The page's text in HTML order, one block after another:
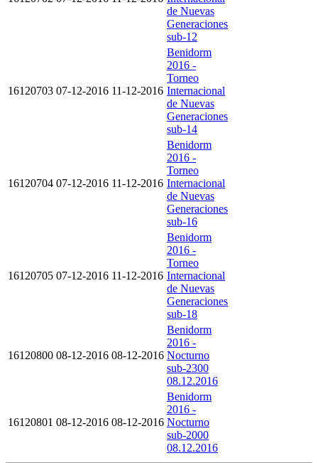
de Nuevas
Generaciones
sub-12
16120703 07-12-2016 11-12-2016
Benidorm
2016 -
Torneo
Internacional
de Nuevas
Generaciones
sub-14
16120704 07-12-2016 11-12-2016
Benidorm
2016 -
Torneo
Internacional
de Nuevas
Generaciones
sub-16
16120705 07-12-2016 11-12-2016
Benidorm
2016 -
Torneo
Internacional
de Nuevas
Generaciones
sub-18
16120800 08-12-2016 08-12-2016
Benidorm
2016 -
Nocturno
sub-2300
08.12.2016
16120801 08-12-2016 08-12-2016
Benidorm
2016 -
Nocturno
sub-2000
08.12.2016